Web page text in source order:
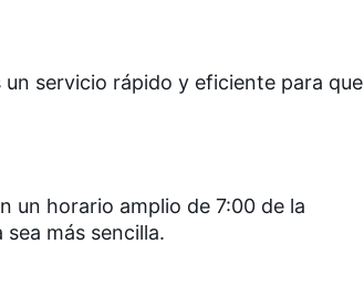
servicio rápido y eficiente para que
un horario amplio de 7:00 de la
más sencilla.